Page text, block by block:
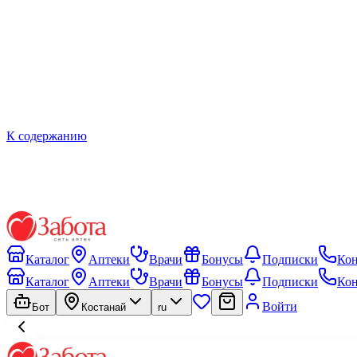
К содержанию
Каталог Аптеки Врачи Бонусы Подписки
Каталог
Аптеки Врачи Бонусы Подписки
Бот Костанай ru Войти